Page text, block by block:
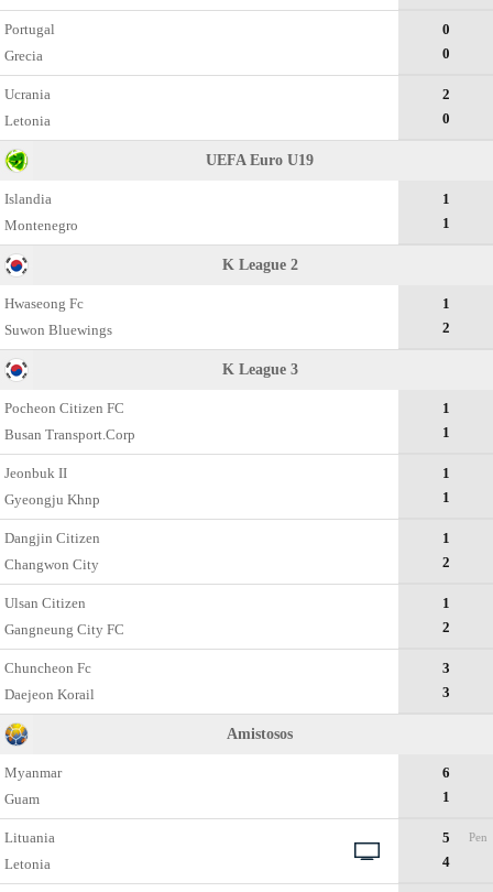
Portugal
Grecia
0
0
Ucrania
Letonia
2
0
UEFA Euro U19
Islandia
Montenegro
1
1
K League 2
Hwaseong Fc
Suwon Bluewings
1
2
K League 3
Pocheon Citizen FC
Busan Transport.Corp
1
1
Jeonbuk II
Gyeongju Khnp
1
1
Dangjin Citizen
Changwon City
1
2
Ulsan Citizen
Gangneung City FC
1
2
Chuncheon Fc
Daejeon Korail
3
3
Amistosos
Myanmar
Guam
6
1
Lituania
Letonia
5
4
Pen